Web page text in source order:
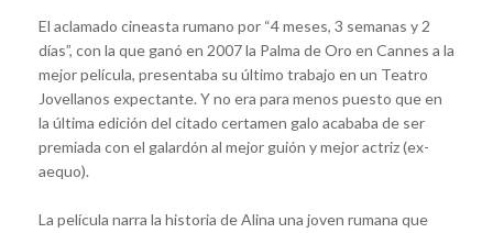
El aclamado cineasta rumano por “4 meses, 3 semanas y 2
días”, con la que ganó en 2007 la Palma de Oro en Cannes a la
mejor película, presentaba su último trabajo en un Teatro
Jovellanos expectante. Y no era para menos puesto que en
la última edición del citado certamen galo acababa de ser
premiada con el galardón al mejor guión y mejor actriz (ex-
aequo).
La película narra la historia de Alina una joven rumana que